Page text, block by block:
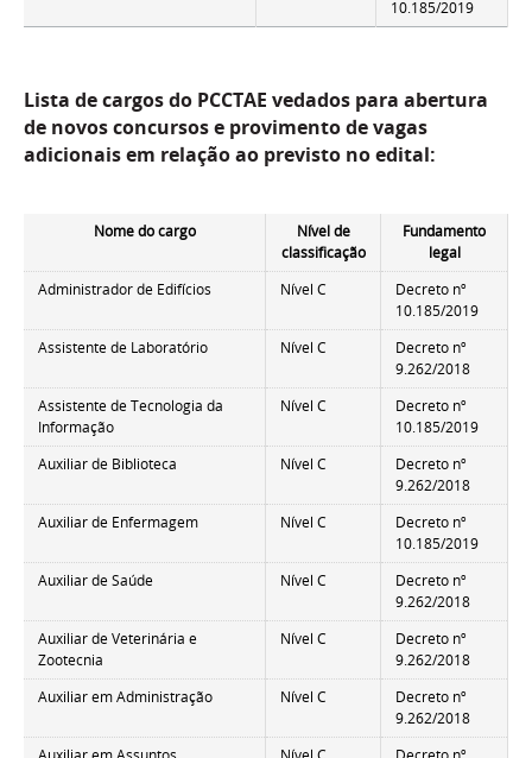
10.185/2019
Lista de cargos do PCCTAE vedados para abertura
de novos concursos e provimento de vagas
adicionais em relação ao previsto no edital:
Nome do cargo
Nível de
classificação
Fundamento
legal
Administrador de Edifícios
Nível C
Decreto nº
10.185/2019
Assistente de Laboratório
Nível C
Decreto nº
9.262/2018
Assistente de Tecnologia da
Informação
Nível C
Decreto nº
10.185/2019
Auxiliar de Biblioteca
Nível C
Decreto nº
9.262/2018
Auxiliar de Enfermagem
Nível C
Decreto nº
10.185/2019
Auxiliar de Saúde
Nível C
Decreto nº
9.262/2018
Auxiliar de Veterinária e
Zootecnia
Nível C
Decreto nº
9.262/2018
Auxiliar em Administração
Nível C
Decreto nº
9.262/2018